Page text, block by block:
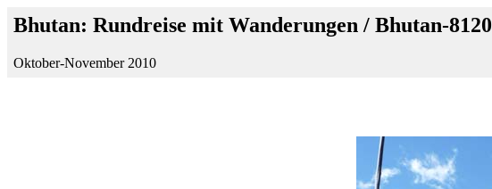
Bhutan: Rundreise mit Wanderungen / Bhutan-8120
Oktober-November 2010